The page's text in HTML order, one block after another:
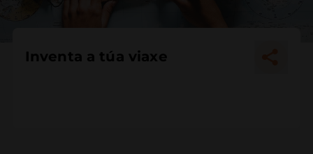
Inventa a túa viaxe